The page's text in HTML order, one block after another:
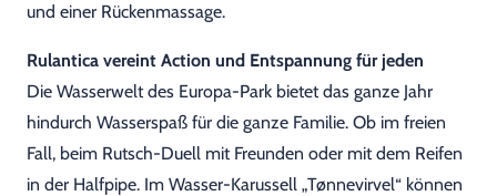
und einer Rückenmassage.
Rulantica vereint Action und Entspannung für jeden
Die Wasserwelt des Europa-Park bietet das ganze Jahr
hindurch Wasserspaß für die ganze Familie. Ob im freien
Fall, beim Rutsch-Duell mit Freunden oder mit dem Reifen
in der Halfpipe. Im Wasser-Karussell „Tønnevirvel“ können